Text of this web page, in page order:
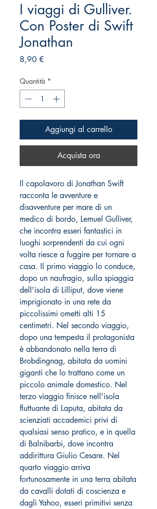
I viaggi di Gulliver.
Con Poster di Swift
Jonathan
8,90 €Prezzo
Quantità *
Aggiungi al carrello
Acquista ora
Il capolavoro di Jonathan Swift
racconta le avventure e
disavventure per mare di un
medico di bordo, Lemuel Gulliver,
che incontra esseri fantastici in
luoghi sorprendenti da cui ogni
volta riesce a fuggire per tornare a
casa. Il primo viaggio lo conduce,
dopo un naufragio, sulla spiaggia
dell'isola di Lilliput, dove viene
imprigionato in una rete da
piccolissimi ometti alti 15
centimetri. Nel secondo viaggio,
dopo una tempesta il protagonista
è abbandonato nella terra di
Brobdingnag, abitata da uomini
giganti che lo trattano come un
piccolo animale domestico. Nel
terzo viaggio finisce nell'isola
fluttuante di Laputa, abitata da
scienziati accademici privi di
qualsiasi senso pratico, e in quella
di Balnibarbi, dove incontra
addirittura Giulio Cesare. Nel
quarto viaggio arriva
fortunosamente in una terra abitata
da cavalli dotati di coscienza e
dagli Yahoo, esseri primitivi senza